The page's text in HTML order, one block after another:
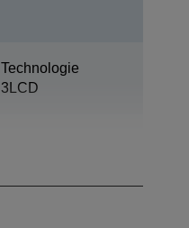
Technologie
3LCD